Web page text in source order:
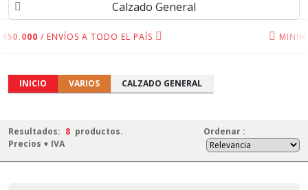
Calzado General
/ ENVÍOS A TODO EL PAÍS
INICIO VARIOS CALZADO GENERAL
Resultados: 8 productos.
Precios + IVA
Ordenar :